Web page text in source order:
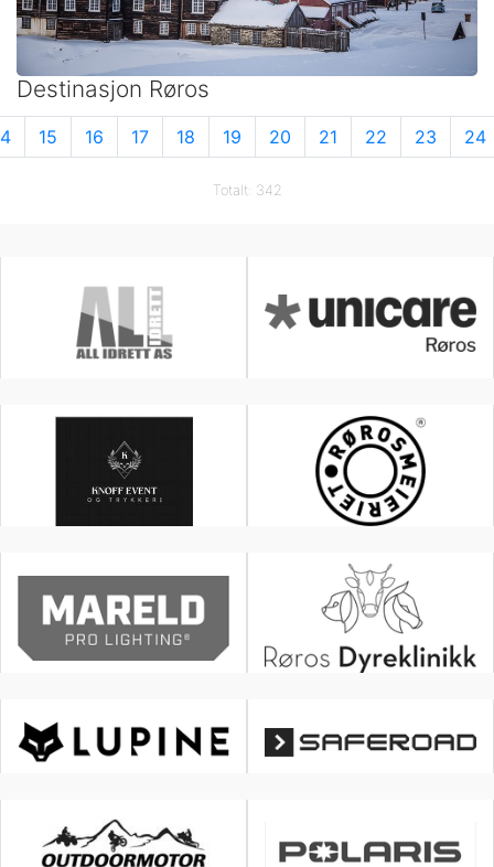
Destinasjon Røros
15 16 17 18 19 20 21 22 23 24
Totalt: 342